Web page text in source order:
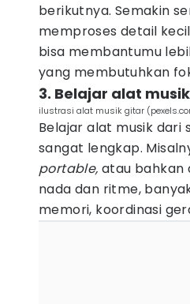
berikutnya. Semakin
memproses detail
bisa membantumu
yang membutuhkan
3. Belajar alat musik
ilustrasi alat musik gitar
Belajar alat musik
sangat lengkap.
portable, atau bahkan
nada dan ritme,
memori, koordinasi